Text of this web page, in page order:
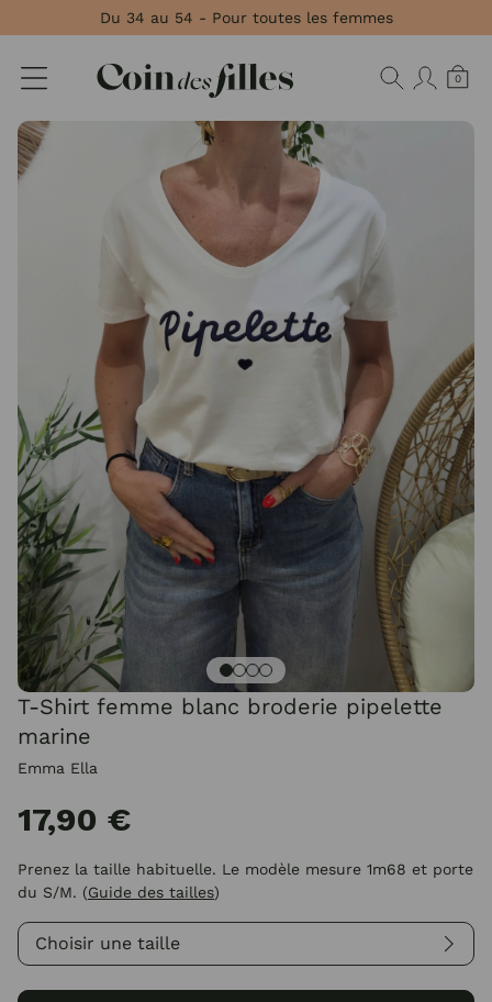
Du 34 au 54 - Pour toutes les femmes
0
T-Shirt femme blanc broderie pipelette
marine
Emma Ella
17,90 €
Prenez la taille habituelle. Le modèle mesure 1m68 et porte
du S/M. (Guide des tailles)
Choisir une taille
Panneau de gestion des cookies